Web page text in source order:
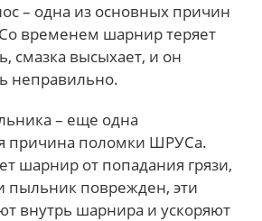
– одна из основных причин
временем шарнир теряет
смазка высыхает, и он
неправильно.
– еще одна
причина поломки ШРУСа.
шарнир от попадания грязи,
пыльник поврежден, эти
внутрь шарнира и ускоряют